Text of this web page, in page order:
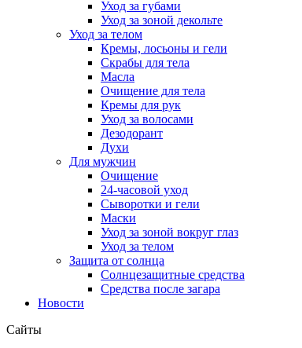
Уход за губами
Уход за зоной декольте
Уход за телом
Кремы, лосьоны и гели
Скрабы для тела
Масла
Очищение для тела
Кремы для рук
Уход за волосами
Дезодорант
Духи
Для мужчин
Очищение
24-часовой уход
Сыворотки и гели
Маски
Уход за зоной вокруг глаз
Уход за телом
Защита от солнца
Солнцезащитные средства
Средства после загара
Новости
Сайты